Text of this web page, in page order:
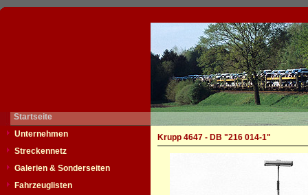
Startseite
Unternehmen
Streckennetz
Galerien & Sonderseiten
Fahrzeuglisten
Krupp 4647 - DB "216 014-1"